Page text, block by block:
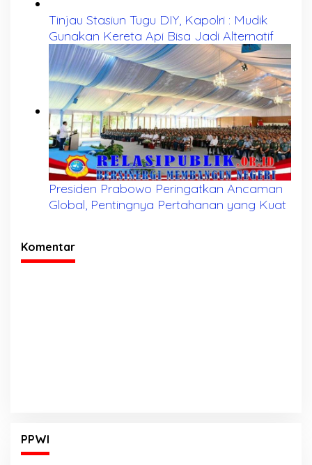
Tinjau Stasiun Tugu DIY, Kapolri : Mudik
Gunakan Kereta Api Bisa Jadi Alternatif
Presiden Prabowo Peringatkan Ancaman
Global, Pentingnya Pertahanan yang Kuat
Komentar
PPWI